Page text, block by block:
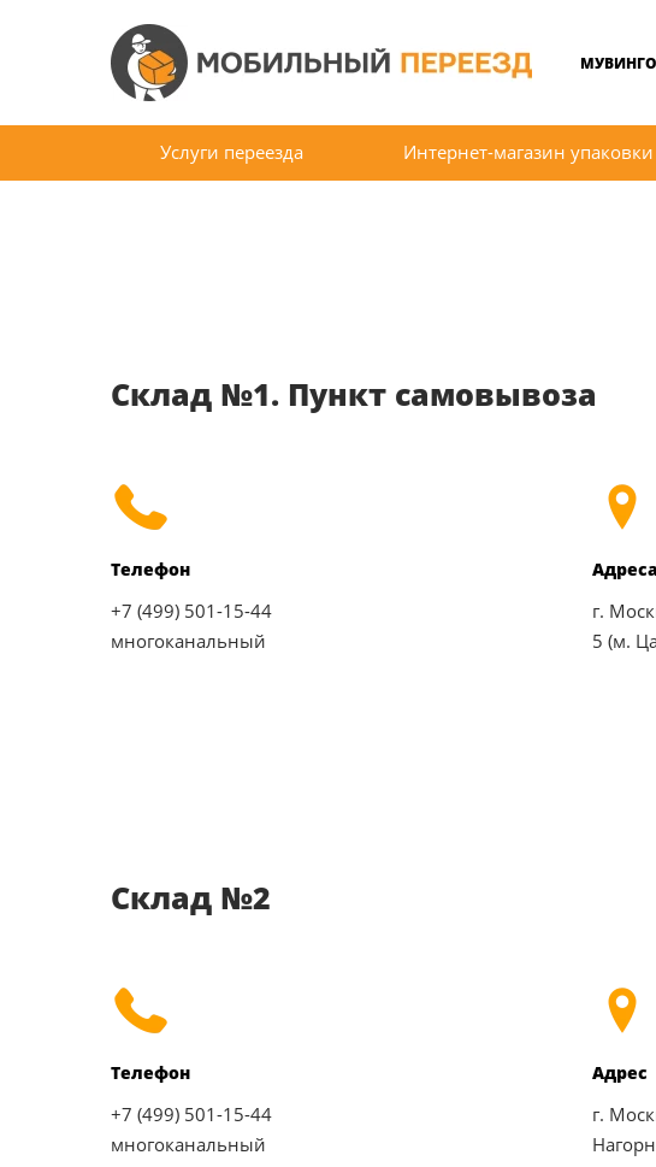
Услуги переезда Интернет-магазин упаковки
Склад №1. Пункт самовывоза
Телефон
+7 (499) 501-15-44
многоканальный
Адреса
г.
5 (м.
Склад №2
Телефон
+7 (499) 501-15-44
многоканальный
Адрес
г.